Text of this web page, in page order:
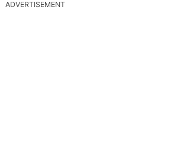
ADVERTISEMENT